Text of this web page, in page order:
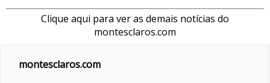
Clique aqui para ver as demais notícias do
montesclaros.com
montesclaros.com